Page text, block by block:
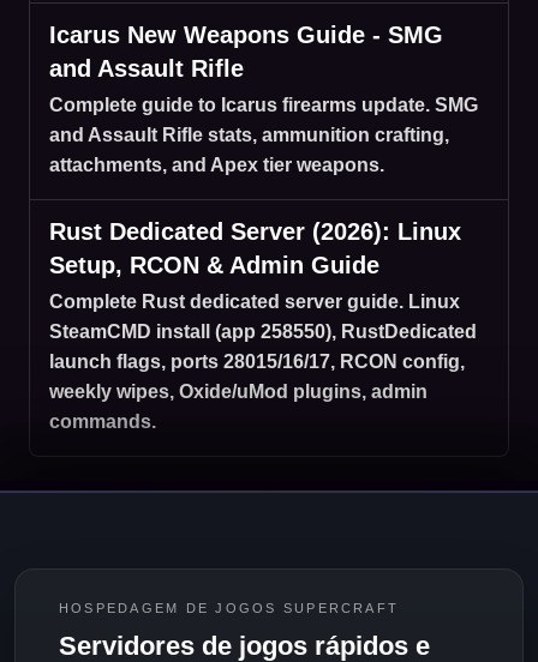
Icarus New Weapons Guide - SMG
and Assault Rifle
Complete guide to Icarus firearms update. SMG
and Assault Rifle stats, ammunition crafting,
attachments, and Apex tier weapons.
Rust Dedicated Server (2026): Linux
Setup, RCON & Admin Guide
Complete Rust dedicated server guide. Linux
SteamCMD install (app 258550), RustDedicated
launch flags, ports 28015/16/17, RCON config,
weekly wipes, Oxide/uMod plugins, admin
commands.
HOSPEDAGEM DE JOGOS SUPERCRAFT
Servidores de jogos rápidos e